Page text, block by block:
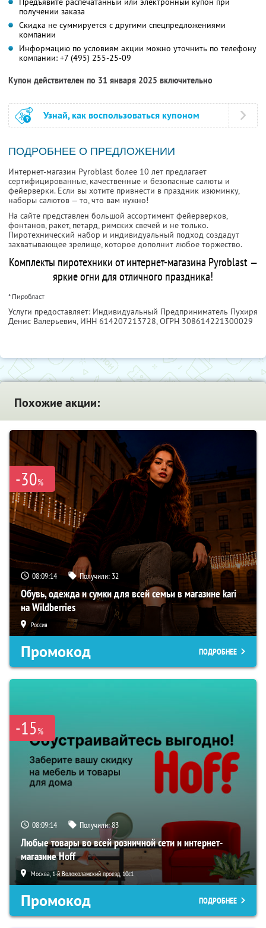
получении заказа
Скидка не суммируется с другими спецпредложениями
компании
Информацию по условиям акции можно уточнить по телефону
компании: +7 (495) 255-25-09
Купон действителен по 31 января 2025 включительно
Узнай, как воспользоваться купоном
ПОДРОБНЕЕ О ПРЕДЛОЖЕНИИ
Интернет-магазин Pyroblast более 10 лет предлагает
сертифицированные, качественные и безопасные салюты и
фейерверки. Если вы хотите привнести в праздник изюминку,
наборы салютов — то, что вам нужно!
На сайте представлен большой ассортимент фейерверков,
фонтанов, ракет, петард, римских свечей и не только.
Пиротехнический набор и индивидуальный подход создадут
захватывающее зрелище, которое дополнит любое торжество.
Комплекты пиротехники от интернет-магазина Pyroblast —
яркие огни для отличного праздника!
* Пиробласт
Услуги предоставляет: Индивидуальный Предприниматель Пухиря
Денис Валерьевич, ИНН 614207213728, ОГРН 308614221300029
Похожие акции:
-30%
08:09:13 Получили: 32
Обувь, одежда и сумки для всей семьи в магазине kari
на Wildberries
Россия
Промокод ПОДРОБНЕЕ
-15%
08:09:13 Получили:83
Любые товары во всей розничной сети и интернет-
магазине Hoff
Москва, 1-й Волоколамский проезд, 10с1
Промокод ПОДРОБНЕЕ